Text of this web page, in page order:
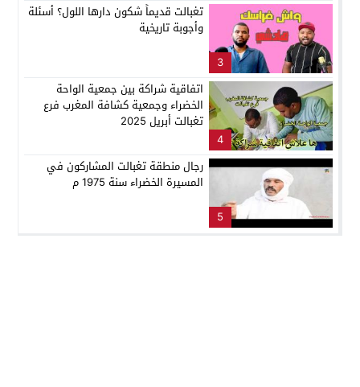
3
تغبالت قديماً شكون دارها اللول؟ أسئلة
وأجوبة تاريخية
4
اتفاقية شراكة بين جمعية الواحة
الخضراء وجمعية كشافة المغرب فرع
تغبالت أبريل 2025
5
رجال منطقة تغبالت المشاركون في
المسيرة الخضراء سنة 1975 م